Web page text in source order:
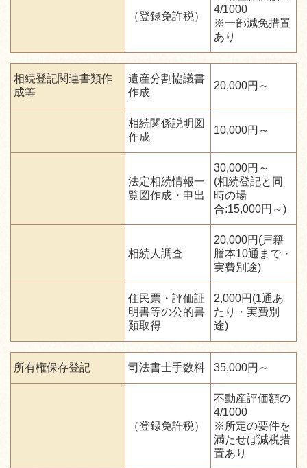
（登録免許税）
4/1000
※一部減免措置
あり
相続登記関連書類作
成等
遺産分割協議書
作成
20,000円～
相続関係説明図
作成
10,000円～
法定相続情報一
覧図作成・申出
30,000円～
(相続登記と同
時の場
合:15,000円～)
相続人調査
20,000円(戸籍
謄本10通まで・
実費別途)
住民票・評価証
明書等の公的書
類取得
2,000円(1通あ
たり・実費別
途)
所有権保存登記 司法書士手数料 35,000円～
（登録免許税）
不動産評価額の
4/1000
※所定の要件を
満たせば減税措
置あり